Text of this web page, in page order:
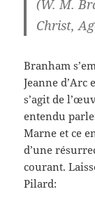
(W. M.
Christ,
Branham
Jeanne
s’agit de
entendu
Marne et ce
d’une
courant.
Pilard: